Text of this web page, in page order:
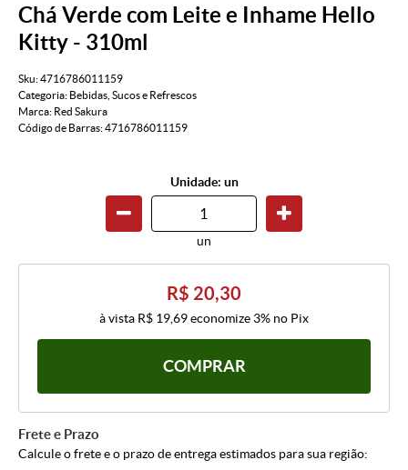
Chá Verde com Leite e Inhame Hello
Kitty - 310ml
Sku:4716786011159
Categoria: Bebidas Sucos e Refrescos
Marca: Red Sakura
Código de Barras:4716786011159
Unidade: un
un
R$ 20,30
à vista R$ 19,69economize 3% no Pix
COMPRAR
Frete e Prazo
Calcule o frete e o prazo de entrega estimados para sua região: